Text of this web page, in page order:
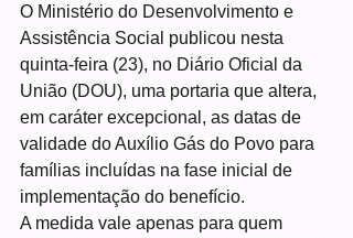
O Ministério do Desenvolvimento e
Assistência Social publicou nesta
quinta-feira (23), no Diário Oficial da
União (DOU), uma portaria que altera,
em caráter excepcional, as datas de
validade do Auxílio Gás do Povo para
famílias incluídas na fase inicial de
implementação do benefício.
A medida vale apenas para quem